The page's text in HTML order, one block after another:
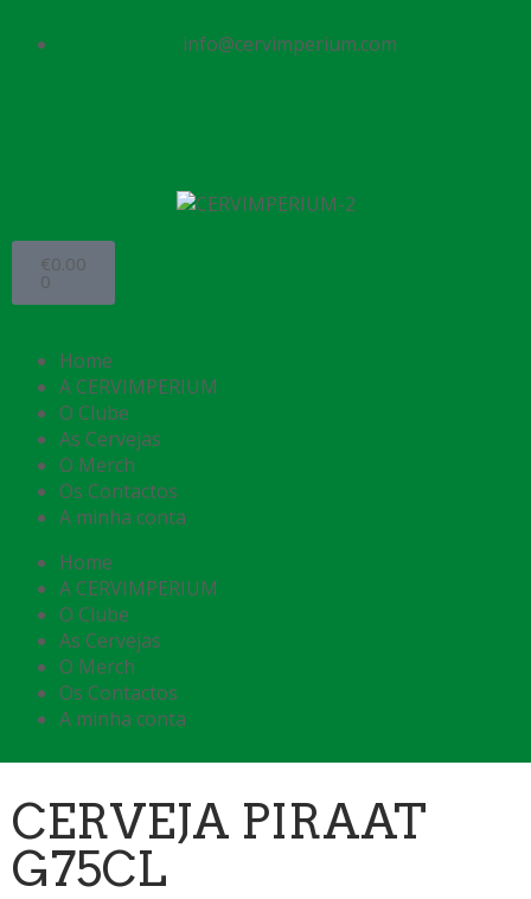
info@cervimperium.com
€0.00
0
Home
A CERVIMPERIUM
O Clube
As Cervejas
O Merch
Os Contactos
A minha conta
Home
A CERVIMPERIUM
O Clube
As Cervejas
O Merch
Os Contactos
A minha conta
CERVEJA PIRAAT
G75CL